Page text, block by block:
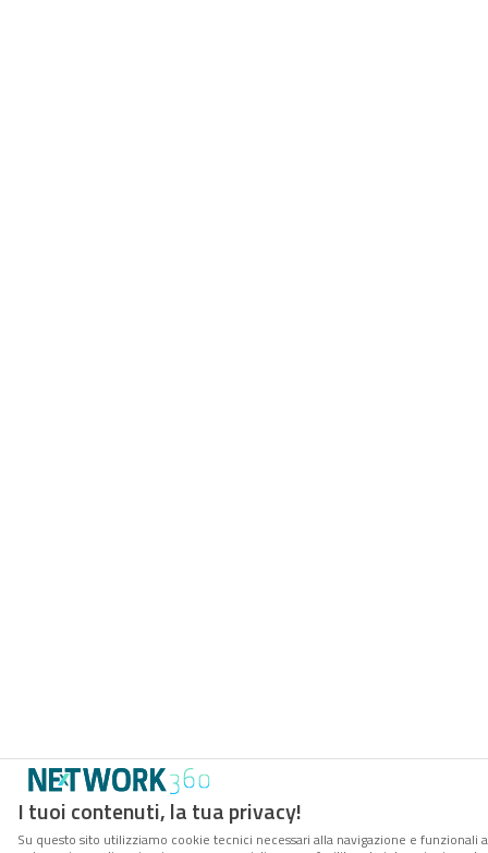
I tuoi contenuti, la tua privacy!
Su questo sito utilizziamo cookie tecnici necessari alla navigazione e